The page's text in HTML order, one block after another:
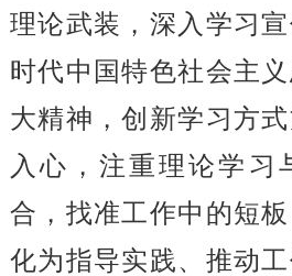
理论武装，深入学习
时代中国特色社会主
大精神，创新学习方
入心，注重理论学习
合，找准工作中的短
化为指导实践、推动工